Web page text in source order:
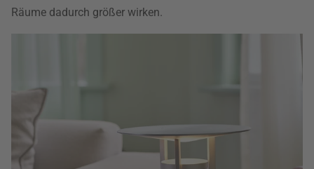
Räume dadurch größer wirken.